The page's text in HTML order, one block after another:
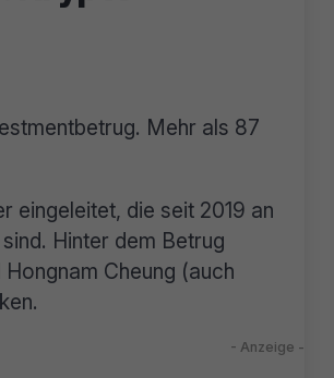
Mehr als 87
eingeleitet, die seit 2019 an
Hinter dem Betrug
Cheung (auch